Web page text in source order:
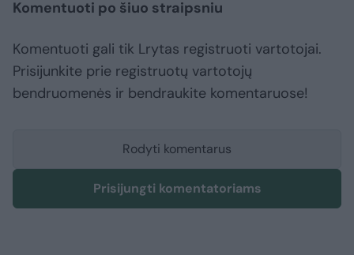
Komentuoti po šiuo straipsniu
Komentuoti gali tik Lrytas registruoti vartotojai.
Prisijunkite prie registruotų vartotojų
bendruomenės ir bendraukite komentaruose!
Rodyti komentarus
Prisijungti komentatoriams